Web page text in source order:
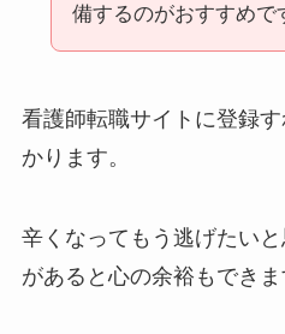
備するのがおすすめで
看護師転職サイトに登録
かります。
辛くなってもう逃げたい
があると心の余裕もできま